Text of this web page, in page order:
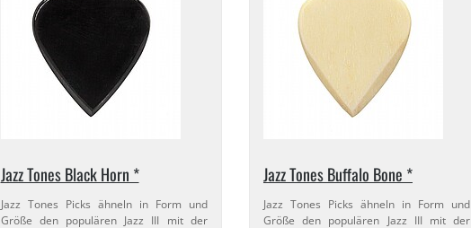
Jazz Tones Black Horn *
Jazz Tones Picks ähneln in Form und
Größe den populären Jazz III mit der
Jazz Tones Buffalo Bone *
Jazz Tones Picks ähneln in Form und
Größe den populären Jazz III mit der